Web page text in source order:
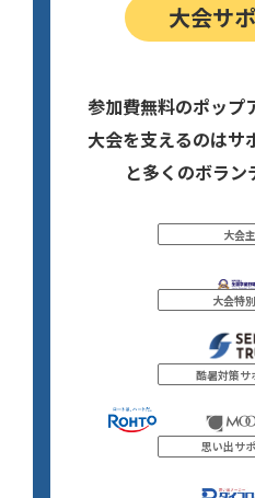
大会サ
参加費無料のポップ
大会を支えるのはサ
と多くのボラン
大会
大会特
酷暑対策サ
思い出サ